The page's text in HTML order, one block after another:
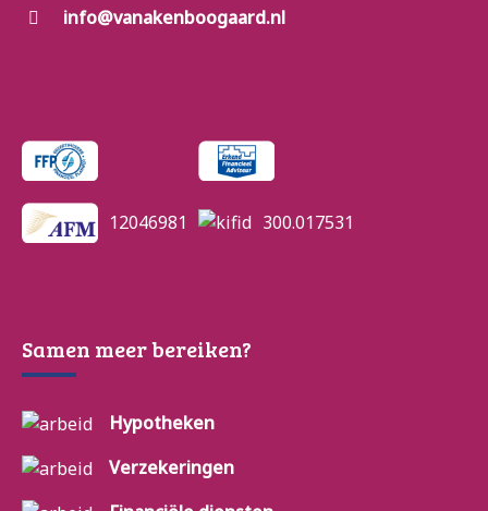
info@vanakenboogaard.nl
12046981 300.017531
Samen meer bereiken?
Hypotheken
Verzekeringen